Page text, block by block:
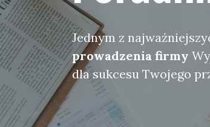
Jednym z
prowadzenia firmy
dla sukcesu Twojego